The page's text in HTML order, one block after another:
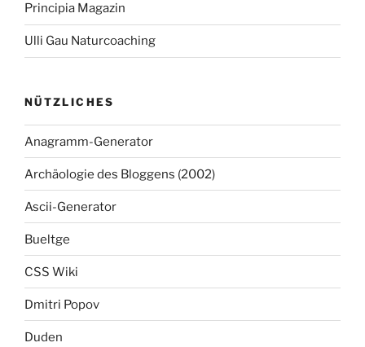
Principia Magazin
Ulli Gau Naturcoaching
NÜTZLICHES
Anagramm-Generator
Archäologie des Bloggens (2002)
Ascii-Generator
Bueltge
CSS Wiki
Dmitri Popov
Duden